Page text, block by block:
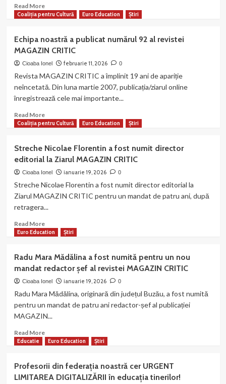
Sciences,
ediția
II-
a
martie
2026
Read MoreRead
more
28
martie
suntem
prezenți
Marșul
pentru
Coaliția pentru Cultură Euro Education Știri
Echipa noastră a publicat numărul 92 al revistei
MAGAZIN CRITIC
Cioaba Ionel februarie 11, 2026 0
Revista MAGAZIN CRITIC a împlinit 19 ani de apariție
neîncetată. Din luna martie 2007, publicația/ziarul online
înregistrează cele mai importante...
Read MoreRead
more
noastră
a
publicat
numărul
al
revistei
CRITIC
Coaliția pentru Cultură Euro Education Știri
Streche Nicolae Florentin a fost numit director
editorial la Ziarul MAGAZIN CRITIC
Cioaba Ionel ianuarie 19, 2026 0
Streche Nicolae Florentin a fost numit director editorial la
Ziarul MAGAZIN CRITIC pentru un mandat de patru ani, după
retragera...
Read MoreRead
more
Nicolae
Florentin
a
fost
director
editorial
Ziarul
MAGAZIN
Euro Education Știri
Radu Mara Mădălina a fost numită pentru un nou
mandat redactor șef al revistei MAGAZIN CRITIC
Cioaba Ionel ianuarie 19, 2026 0
Radu Mara Mădălina, originară din județul Buzău, a fost numită
pentru un mandat de patru ani redactor-șef al publicației
MAGAZIN...
Read MoreRead
more
Mara
Mădălina
Educatie Euro Education Știri
Profesorii din federația noastră cer URGENT
LIMITAREA DIGITALIZĂRII în educația tinerilor!